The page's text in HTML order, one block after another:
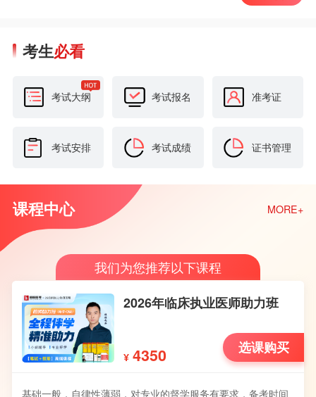
考生必看
考试大纲 考试报名 准考证
考试安排 考试成绩 证书管理
课程中心 MORE+
我们为您推荐以下课程
2026年临床执业医师助力班
¥ 4350 选课购买
基础一般，自律性薄弱，对专业的督学服务有要求，备考时间